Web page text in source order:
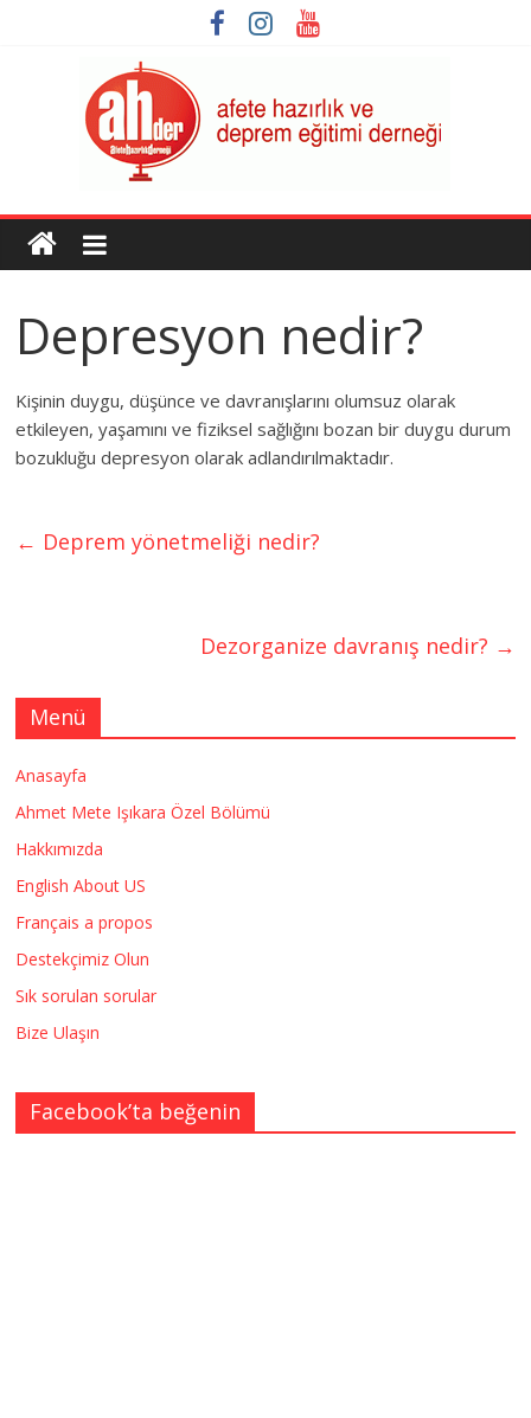
AHDER
Afete
ve
Deprem
Derneği
Depresyon nedir?
Kişinin duygu, düşünce ve davranışlarını olumsuz olarak
etkileyen, yaşamını ve fiziksel sağlığını bozan bir duygu durum
bozukluğu depresyon olarak adlandırılmaktadır.
← Deprem yönetmeliği nedir?
Dezorganize davranış nedir? →
Menü
Anasayfa
Ahmet Mete Işıkara Özel Bölümü
Hakkımızda
English About US
Français a propos
Destekçimiz Olun
Sık sorulan sorular
Bize Ulaşın
Facebook’ta beğenin